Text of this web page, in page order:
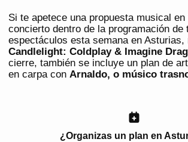
Si te apetece una propuesta musical en
concierto dentro de la programación de
espectáculos esta semana en Asturias,
Candlelight: Coldplay & Imagine
cierre, también se incluye un plan de
en carpa con Arnaldo, o músico
¿Organizas un plan en